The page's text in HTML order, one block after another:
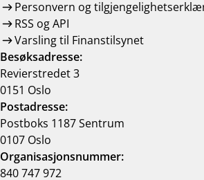
Personvern og
RSS og API
Varsling til Finanstilsynet
Besøksadresse:
Revierstredet 3
0151 Oslo
Postadresse:
Postboks 1187 Sentrum
0107 Oslo
Organisasjonsnummer:
840 747 972